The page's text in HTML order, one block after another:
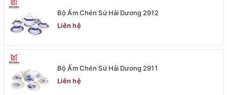
Bộ Ấm Chén Sứ Hải Dương 2912
Liên hệ
Bộ Ấm Chén Sứ Hải Dương 2911
Liên hệ